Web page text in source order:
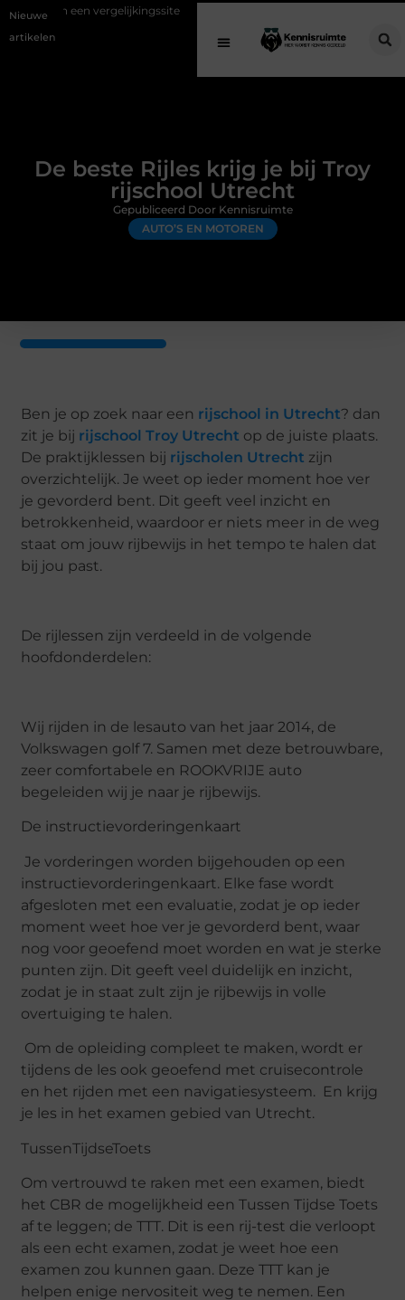
Nieuwe
artikelen
Schenking aan een goed doel: waarom geven
De beste Rijles krijg je bij Troy
rijschool Utrecht
AUTO’S EN MOTOREN
Gepubliceerd Door Kennisruimte
Ben je op zoek naar een rijschool in Utrecht? dan
zit je bij rijschool Troy Utrecht op de juiste plaats.
De praktijklessen bij rijscholen Utrecht zijn
overzichtelijk. Je weet op ieder moment hoe ver
je gevorderd bent. Dit geeft veel inzicht en
betrokkenheid, waardoor er niets meer in de weg
staat om jouw rijbewijs in het tempo te halen dat
bij jou past.
De rijlessen zijn verdeeld in de volgende
hoofdonderdelen:
Wij rijden in de lesauto van het jaar 2014, de
Volkswagen golf 7. Samen met deze betrouwbare,
zeer comfortabele en ROOKVRIJE auto
begeleiden wij je naar je rijbewijs.
De instructievorderingenkaart
Je vorderingen worden bijgehouden op een
instructievorderingenkaart. Elke fase wordt
afgesloten met een evaluatie, zodat je op ieder
moment weet hoe ver je gevorderd bent, waar
nog voor geoefend moet worden en wat je sterke
punten zijn. Dit geeft veel duidelijk en inzicht,
zodat je in staat zult zijn je rijbewijs in volle
overtuiging te halen.
Om de opleiding compleet te maken, wordt er
tijdens de les ook geoefend met cruisecontrole
en het rijden met een navigatiesysteem. En krijg
je les in het examen gebied van Utrecht.
TussenTijdseToets
Om vertrouwd te raken met een examen, biedt
het CBR de mogelijkheid een Tussen Tijdse Toets
af te leggen; de TTT. Dit is een rij-test die verloopt
als een echt examen, zodat je weet hoe een
examen zou kunnen gaan. Deze TTT kan je
helpen enige nervositeit weg te nemen. Een